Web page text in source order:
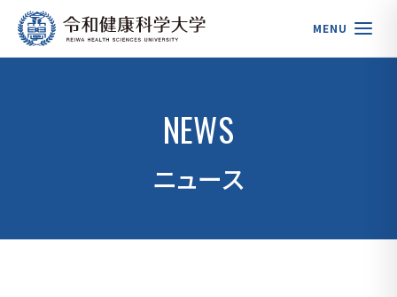
MENU
NEWS
ニュース